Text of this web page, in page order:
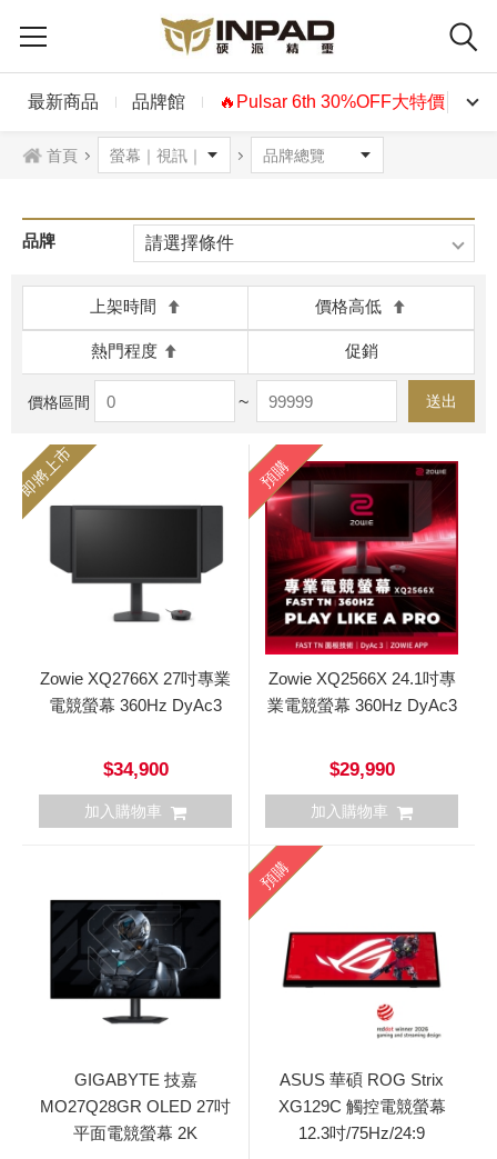
最新商品 品牌館 🔥Pulsar 6th 30%OFF大特價🔥
首頁
品牌 請選擇條件
上架時間 價格高低
熱門程度 促銷
價格區間 ~ 送出
即將上市
Zowie XQ2766X 27吋專業
電競螢幕 360Hz DyAc3
$34,900
加入購物車
預購
Zowie XQ2566X 24.1吋專
業電競螢幕 360Hz DyAc3
$29,990
加入購物車
GIGABYTE 技嘉
MO27Q28GR OLED 27吋
平面電競螢幕 2K
預購
ASUS 華碩 ROG Strix
XG129C 觸控電競螢幕
12.3吋/75Hz/24:9